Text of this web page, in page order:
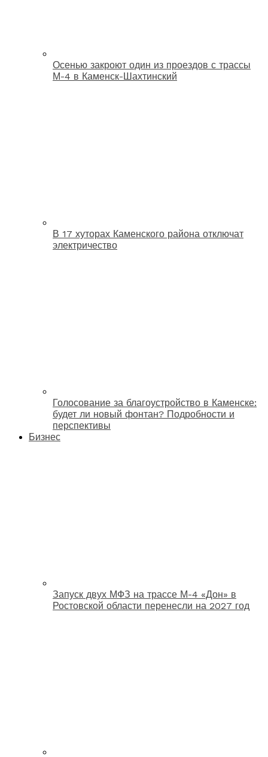
Осенью закроют один из проездов с трассы
М-4 в Каменск-Шахтинский
В 17 хуторах Каменского района отключат
электричество
Голосование за благоустройство в Каменске:
будет ли новый фонтан? Подробности и
перспективы
Бизнес
Запуск двух МФЗ на трассе М-4 «Дон» в
Ростовской области перенесли на 2027 год